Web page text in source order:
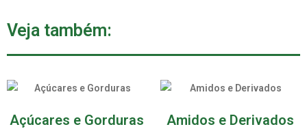
Veja também:
Açúcares e Gorduras
Amidos e Derivados